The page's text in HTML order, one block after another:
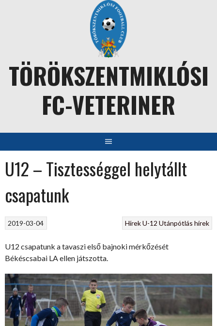
TÖRÖKSZENTMIKLÓSI
FC-VETERINER
U12 – Tisztességgel helytállt
csapatunk
HírekU-12 Utánpótlás hírek
2019-03-04
U12 csapatunk a tavaszi első bajnoki mérkőzését
Békéscsabai LA ellen játszotta.